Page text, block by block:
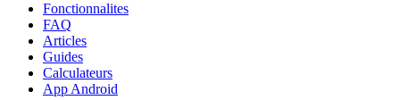
Fonctionnalites
FAQ
Articles
Guides
Calculateurs
App Android